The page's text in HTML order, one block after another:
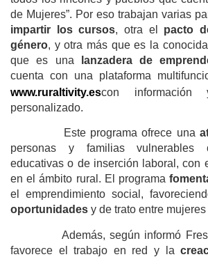
de Mujeres”. Por eso trabajan varias
impartir los cursos, otra el pacto
género, y otra más que es la conocida
que es una
lanzadera de
cuenta con una plataforma
www.ruraltivity.escon información
personalizado.
Este programa ofrece una
personas y familias vulnerables
educativas o de inserción laboral, con
en el ámbito rural. El programa
el emprendimiento social,
oportunidades y de trato entre
Además, según informó
favorece el trabajo en red y la